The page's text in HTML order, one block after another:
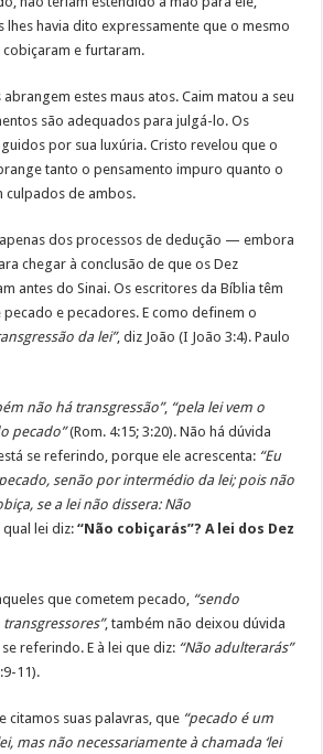
lhes havia dito expressamente que o mesmo
cobiçaram e furtaram.
estes maus atos. Caim matou a seu
são adequados para julgá-lo. Os
por sua luxúria. Cristo revelou que o
tanto o pensamento impuro quanto o
culpados de ambos.
dos processos de dedução — embora
chegar à conclusão de que os Dez
antes do Sinai. Os escritores da Bíblia têm
e pecadores. E como definem o
da lei”, diz João (I João 3:4). Paulo
não há transgressão”, “pela lei vem o
pecado”(Rom. 4:15; 3:20). Não há dúvida
se referindo, porque ele acrescenta: “Eu
senão por intermédio da lei; pois não
se a lei não dissera: Não
qual lei diz:“Não cobiçarás”? A lei dos Dez
que cometem pecado, “sendo
, também não deixou dúvida
referindo. E à lei que diz: “Não adulterarás”
11).
citamos suas palavras, que “pecado é um
mas não necessariamente à chamada ‘lei